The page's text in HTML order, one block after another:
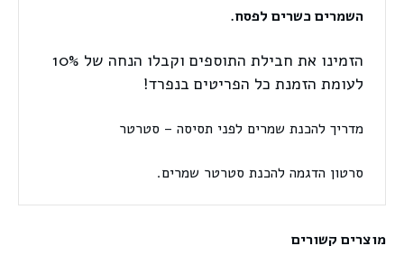
השמרים כשרים לפסח.
הזמינו את חבילת התוספים
וקבלו הנחה של 10%
לעומת הזמנת כל הפריטים בנפרד!
מדריך להכנת שמרים לפני תסיסה – סטרטר
סרטון הדגמה להכנת סטרטר שמרים.
מוצרים קשורים